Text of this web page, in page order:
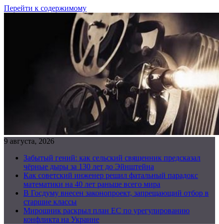
Перейти к содержимому
9 августа, 2026
Забытый гений: как сельский священник предсказал
чёрные дыры за 130 лет до Эйнштейна
Как советский инженер решил фатальный парадокс
математики на 40 лет раньше всего мира
В Госдуму внесен законопроект, запрещающий отбор в
старшие классы
Мирошник раскрыл план ЕС по урегулированию
конфликта на Украине